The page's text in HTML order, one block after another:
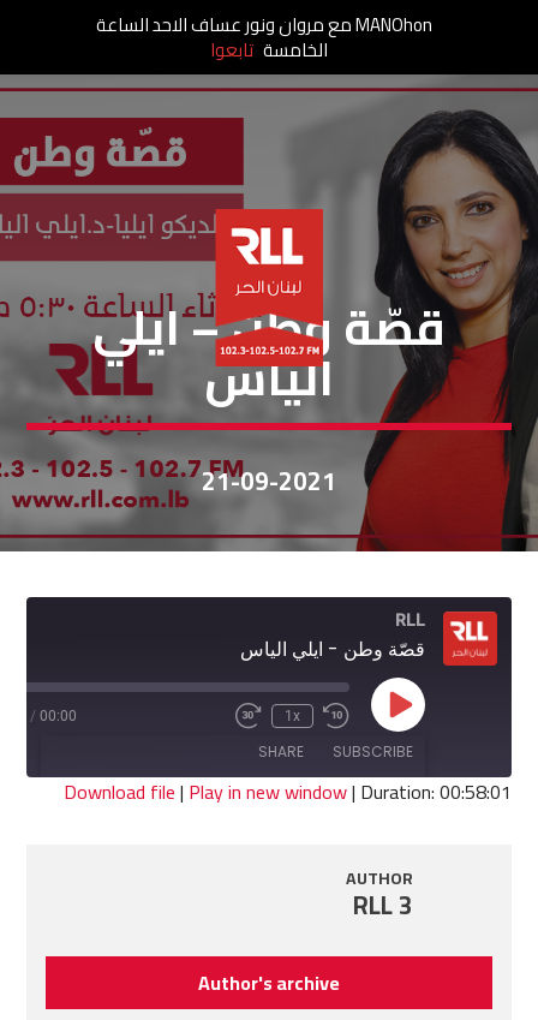
قصة وطن
قصّة وطن – ايلي
الياس
21-09-2021
RLL
قصّة وطن - ايلي الياس
Play
Episode
Rewind
10
Seconds
1x
Fast
seconds
00:00
/
SUBSCRIBE
SHARE
Download file| Play in new window| Duration: 00:58:01
AUTHOR
RLL 3
Author's archive
MANOhon مع مروان ونور عساف الاحد الساعة
الخامسة تابعوا